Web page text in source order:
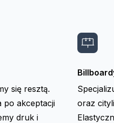
się resztą.
po akceptacji
druk i
oraz